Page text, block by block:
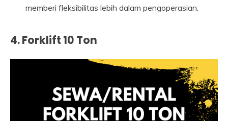
memberi fleksibilitas lebih dalam pengoperasian.
4.Forklift 10 Ton